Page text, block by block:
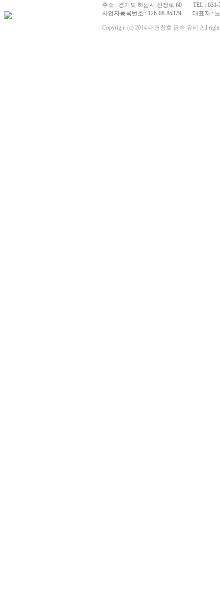
주소 : 경기도 하남시 신장로 60
TEL :
사업자등록번호 : 126-08-85379
대표자 :
Copyright (c) 2014 대명창호 금속 유리 All